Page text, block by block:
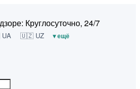
Круглосуточно, 24/7
🇺🇿 UZ ▾ ещё